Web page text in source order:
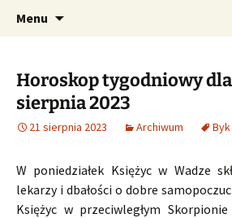
CzaroMarowy
dzienny,
tygodniowy
Profesjonalne
Menu
Horoskop tygodniowy dla
sierpnia 2023
21 sierpnia 2023 Archiwum Byk
W poniedziałek Księżyc w Wadze
lekarzy i dbałości o dobre
Księżyc w przeciwległym